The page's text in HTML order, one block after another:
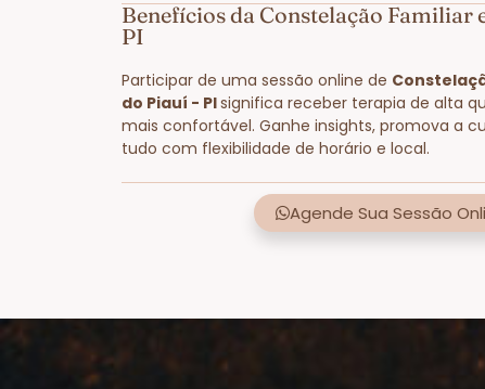
Benefícios da Constelação Familiar
PI
Participar de uma sessão online de
do Piauí - PIsignifica receber terapia de alta
mais confortável. Ganhe insights, promova a
tudo com flexibilidade de horário e local.
Agende Sua Sessão